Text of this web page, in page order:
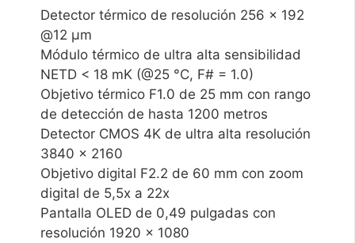
Detector térmico de resolución 256 × 192
@12 μm
Módulo térmico de ultra alta sensibilidad
NETD < 18 mK (@25 °C, F# = 1.0)
Objetivo térmico F1.0 de 25 mm con rango
de detección de hasta 1200 metros
Detector CMOS 4K de ultra alta resolución
3840 × 2160
Objetivo digital F2.2 de 60 mm con zoom
digital de 5,5x a 22x
Pantalla OLED de 0,49 pulgadas con
resolución 1920 × 1080